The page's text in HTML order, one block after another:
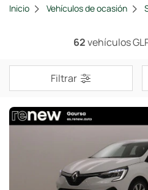
Inicio Vehículos de ocasión
62vehículos
Filtrar